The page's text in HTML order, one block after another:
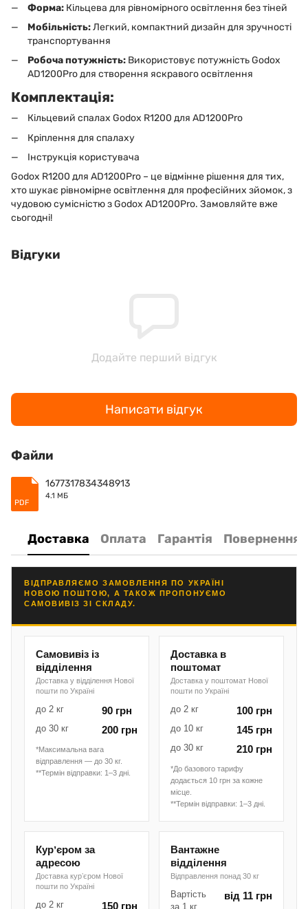
Форма: Кільцева для рівномірного освітлення без тіней
Мобільність:Легкий, компактний дизайн для зручності
транспортування
Робоча потужність: Використовує потужність Godox
AD1200Pro для створення яскравого освітлення
Комплектація:
Кільцевий спалах Godox R1200 для AD1200Pro
Кріплення для спалаху
Інструкція користувача
Godox R1200 для AD1200Pro – це відмінне рішення для тих,
хто шукає рівномірне освітлення для професійних зйомок, з
чудовою сумісністю з Godox AD1200Pro. Замовляйте вже
сьогодні!
Відгуки
Додайте перший відгук
Написати відгук
Файли
PDF
1677317834348913
4.1 МБ
Доставка Оплата Гарантія Повернення
ВІДПРАВЛЯЄМО ЗАМОВЛЕННЯ ПО УКРАЇНІ
НОВОЮ ПОШТОЮ, А ТАКОЖ ПРОПОНУЄМО
САМОВИВІЗ ЗІ СКЛАДУ.
Самовивіз із
відділення
Доставка у відділення Нової
пошти по Україні
до 2 кг 90 грн
до 30 кг 200 грн
*Максимальна вага
відправлення — до 30 кг.
**Термін відправки: 1–3 дні.
Доставка в
поштомат
Доставка у поштомат Нової
пошти по Україні
до 2 кг 100 грн
до 10 кг 145 грн
до 30 кг 210 грн
*До базового тарифу
додається 10 грн за кожне
місце.
**Термін відправки: 1–3 дні.
Курʼєром за
адресою
Доставка курʼєром Нової
пошти по Україні
до 2 кг 150 грн
Вантажне
відділення
Відправлення понад 30 кг
Вартість
за 1 кг
від 11 грн